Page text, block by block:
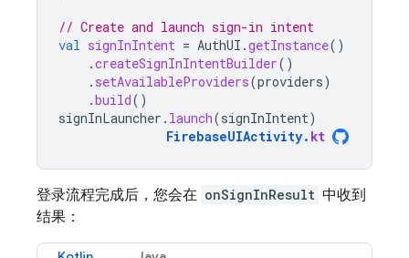
// Create and launch sign-in intent
val signInIntent = AuthUI .getInstance()
.createSignInIntentBuilder()
. setAvailableProviders(providers)
.build()
signInLauncher . launch(signInIntent)
FirebaseUIActivity. kt
登录流程完成后，您会在 onSignInResult 中收到
结果：